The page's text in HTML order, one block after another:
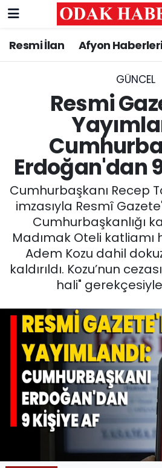
Resmi İlan Afyon
GÜNCEL
Resmi
Erdoğan'dan
Cumhurbaşkanı Recep
imzasıyla Resmî
Cumhurbaşkanlığı
Madımak Oteli
Adem Kozu dahil
kaldırıldı. Kozu’nun
hali"
AFYONKARAHİSAR
ASAYİŞ
GÜNCEL
SİYASET
EĞİTİM
MAGAZİN
SAĞLIK
SPOR
11:11 MANŞET
Nöbetçi Eczaneler
Trafik Durumu
Süper Lig Puan
Tüm Manşetler
Son Dakika Haberleri
Haber Arşivi